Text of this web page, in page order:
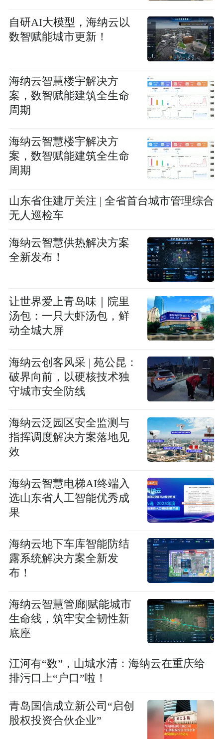
自研AI大模型，海纳云以
数智赋能城市更新！
海纳云智慧楼宇解决方
案，数智赋能建筑全生命
周期
海纳云智慧楼宇解决方
案，数智赋能建筑全生命
周期
山东省住建厅关注 | 全省首台城市管理综合
无人巡检车
海纳云智慧供热解决方案
全新发布！
让世界爱上青岛味｜院里
汤包：一只大虾汤包，鲜
动全城大屏
海纳云创客风采 | 苑公昆：
破界向前，以硬核技术独
守城市安全防线
海纳云泛园区安全监测与
指挥调度解决方案落地见
效
海纳云智慧电梯AI终端入
选山东省人工智能优秀成
果
海纳云地下车库智能防结
露系统解决方案全新发
布！
海纳云智慧管廊|赋能城市
生命线，筑牢安全韧性新
底座
江河有“数”，山城水清：海纳云在重庆给
排污口上“户口”啦！
青岛国信成立新公司“启创
股权投资合伙企业”